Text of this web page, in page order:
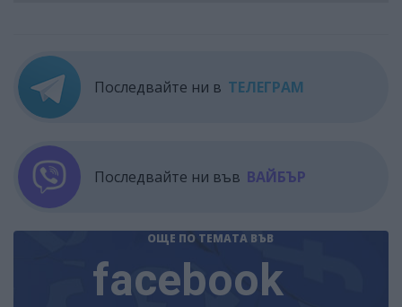
Последвайте ни в ТЕЛЕГРАМ
Последвайте ни във ВАЙБЪР
ОЩЕ ПО ТЕМАТА ВЪВ
facebook